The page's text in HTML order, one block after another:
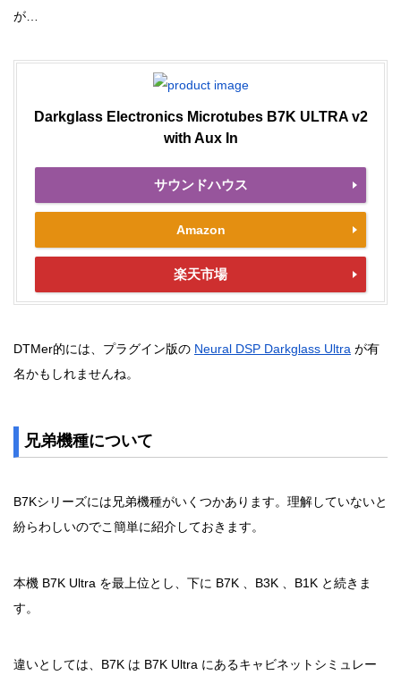
が…
Darkglass Electronics Microtubes B7K ULTRA v2
with Aux In
サウンドハウス
Amazon
楽天市場
DTMer的には、プラグイン版の Neural DSP Darkglass Ultra が有
名かもしれませんね。
兄弟機種について
B7Kシリーズには兄弟機種がいくつかあります。理解していないと
紛らわしいのでこ簡単に紹介しておきます。
本機 B7K Ultra を最上位とし、下に B7K 、B3K 、B1K と続きま
す。
違いとしては、B7K は B7K Ultra にあるキャビネットシミュレー